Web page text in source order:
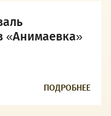
ПОДРОБНЕЕ